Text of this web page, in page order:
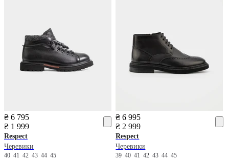
₴ 6 795
₴ 1 999
Respect
Черевики
40 41 42 43 44 45
₴ 6 995
₴ 2 999
Respect
Черевики
39404142434445